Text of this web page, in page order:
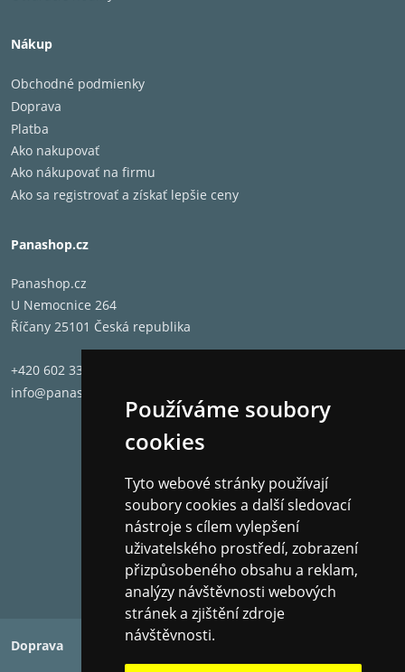
Používáme soubory
cookies
Tyto webové stránky používají
soubory cookies a další sledovací
nástroje s cílem vylepšení
uživatelského prostředí, zobrazení
přizpůsobeného obsahu a reklam,
analýzy návštěvnosti webových
stránek a zjištění zdroje
návštěvnosti.
Nákup
Obchodné podmienky
Doprava
Platba
Ako nakupovať
Ako nákupovať na firmu
Ako sa registrovať a získať lepšie ceny
Panashop.cz
Panashop.cz
U Nemocnice 264
Říčany 25101 Česká republika
+420 602 331 662
info@panashop.cz
Doprava Platba